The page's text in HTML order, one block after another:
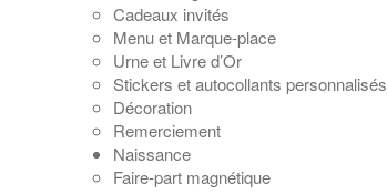
Cadeaux invités
Menu et Marque-place
Urne et Livre d’Or
Stickers et autocollants personnalisés
Décoration
Remerciement
Naissance
Faire-part magnétique